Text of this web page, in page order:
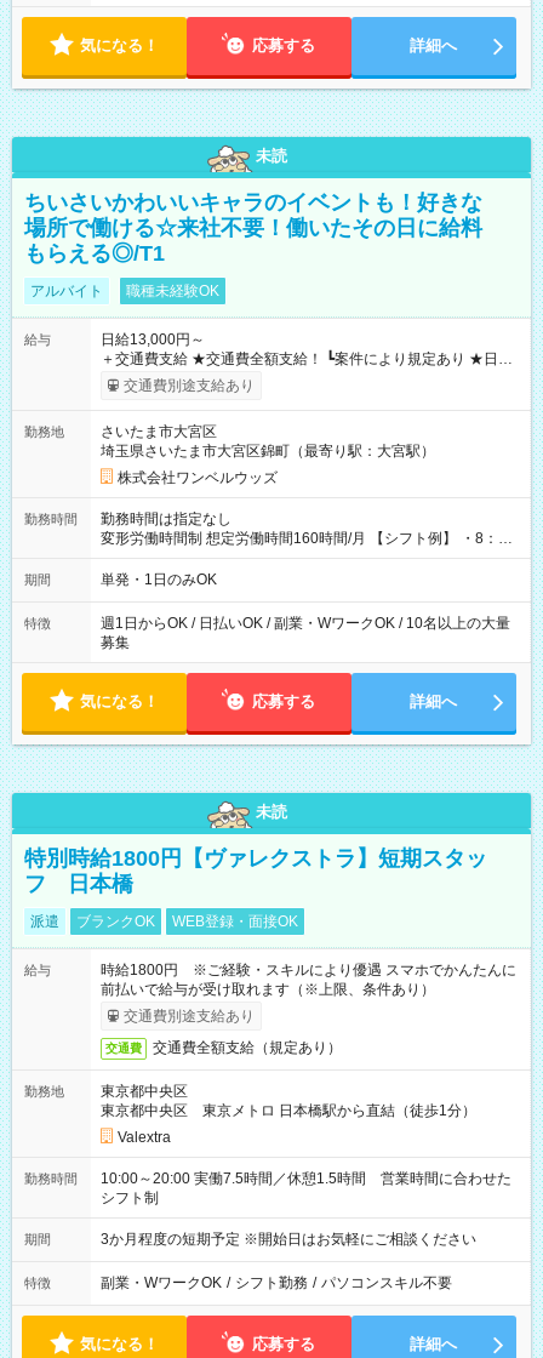
気になる！ 応募する 詳細へ
未読
ちいさいかわいいキャラのイベントも！好きな
場所で働ける☆来社不要！働いたその日に給料
もらえる◎/T1
アルバイト 職種未経験OK
給与
日給13,000円～
＋交通費支給 ★交通費全額支給！ ┗案件により規定あり ★日払
いOK！（規定あり） ┗働いたその日に現金GET♪ お仕事後はコ
ンビニATMから 日払い分を引き落とせます！ 【試用期間】試
交通費別途支給あり
勤務地
さいたま市大宮区
埼玉県さいたま市大宮区錦町（最寄り駅：大宮駅）
株式会社ワンベルウッズ
勤務時間
勤務時間は指定なし
変形労働時間制 想定労働時間160時間/月 【シフト例】 ・8：00
～21：00
期間 単発・1日のみOK
特徴
週1日からOK / 日払いOK / 副業・WワークOK / 10名以上の大量
募集
気になる！ 応募する 詳細へ
未読
特別時給1800円【ヴァレクストラ】短期スタッ
フ 日本橋
派遣 ブランクOK WEB登録・面接OK
給与
時給1800円 ※ご経験・スキルにより優遇 スマホでかんたんに
前払いで給与が受け取れます（※上限、条件あり）
交通費別途支給あり
交通費 交通費全額支給（規定あり）
勤務地
東京都中央区
東京都中央区 東京メトロ 日本橋駅から直結（徒歩1分）
Valextra
勤務時間
10:00～20:00 実働7.5時間／休憩1.5時間 営業時間に合わせた
シフト制
期間 3か月程度の短期予定 ※開始日はお気軽にご相談ください
特徴 副業・WワークOK / シフト勤務 / パソコンスキル不要
気になる！ 応募する 詳細へ